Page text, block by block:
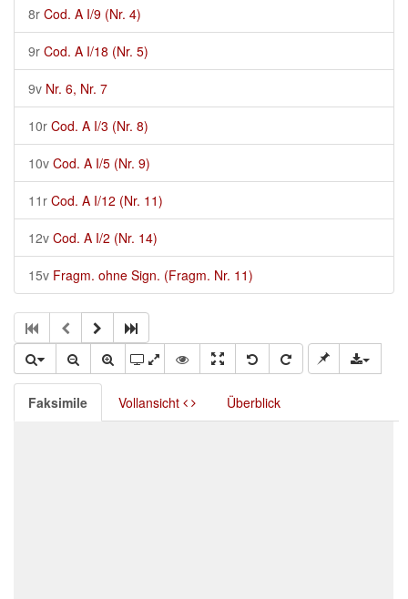
8r Cod. A I/9 (Nr. 4)
9r Cod. A I/18 (Nr. 5)
9v Nr. 6, Nr. 7
10r Cod. A I/3 (Nr. 8)
10v Cod. A I/5 (Nr. 9)
11r Cod. A I/12 (Nr. 11)
12v Cod. A I/2 (Nr. 14)
15v Fragm. ohne Sign. (Fragm. Nr. 11)
Faksimile Vollansicht Überblick